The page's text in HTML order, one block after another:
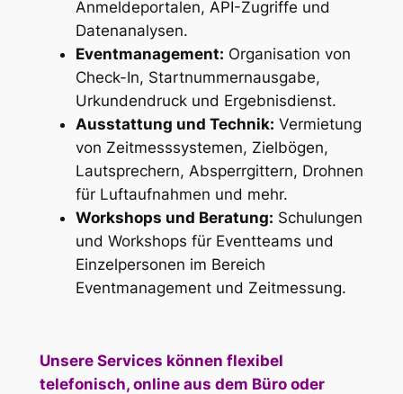
Anmeldeportalen, API-Zugriffe und
Datenanalysen.
Eventmanagement: Organisation von
Check-In, Startnummernausgabe,
Urkundendruck und Ergebnisdienst.
Ausstattung und Technik: Vermietung
von Zeitmesssystemen, Zielbögen,
Lautsprechern, Absperrgittern, Drohnen
für Luftaufnahmen und mehr.
Workshops und Beratung: Schulungen
und Workshops für Eventteams und
Einzelpersonen im Bereich
Eventmanagement und Zeitmessung.
Unsere Services können flexibel
telefonisch, online aus dem Büro oder